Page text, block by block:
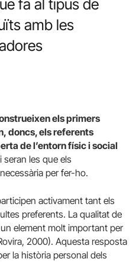
fa al tipus de
amb les
els primers
doncs, els referents
de l’entorn físic i social
i seran les que els
per fer-ho.
activament tant els
preferents. La qualitat de
element molt important per
2000). Aquesta resposta
la història personal dels